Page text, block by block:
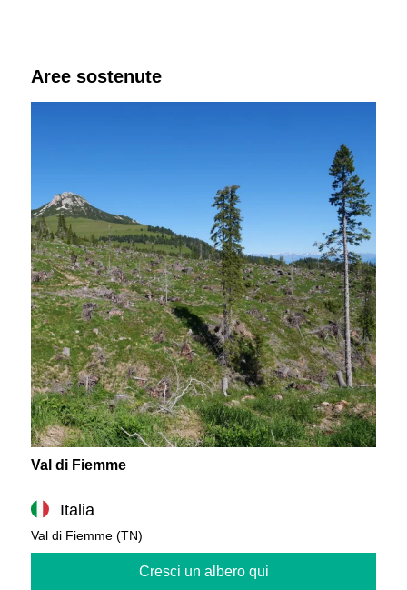
Aree sostenute
Val di Fiemme
Italia
Val di Fiemme (TN)
Cresci un albero qui